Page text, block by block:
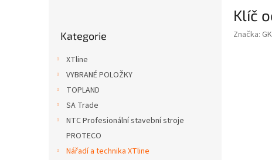
kategorie
Kategorie
XTline
VYBRANÉ POLOŽKY
TOPLAND
SA Trade
NTC Profesionální stavební stroje
PROTECO
Nářadí a technika XTline
Klíč
Značka: